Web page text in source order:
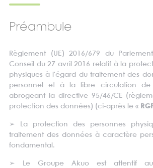
Préambule
Règlement (UE) 2016/679 du
Conseil du 27 avril 2016 relatif à la
physiques à l'égard du traitement des
personnel et à la libre circulation
abrogeant la directive 95/46/CE
protection des données) (ci-après le «
➢ La protection des personnes
traitement des données à caractère
fondamental.
➢ Le Groupe Akuo est attentif